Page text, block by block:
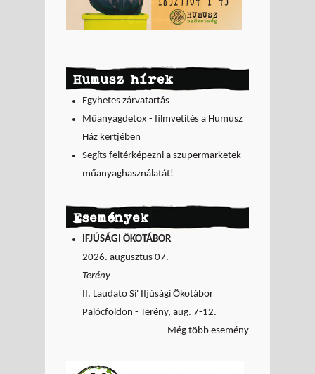
Humusz hírek
Egyhetes zárvatartás
Műanyagdetox - filmvetítés a Humusz
Ház kertjében
Segíts feltérképezni a szupermarketek
műanyaghasználatát!
Események
IFJÚSÁGI ÖKOTÁBOR
2026. augusztus 07.
Terény
II. Laudato Si' Ifjúsági Ökotábor
Palócföldön - Terény, aug. 7-12.
Még több esemény